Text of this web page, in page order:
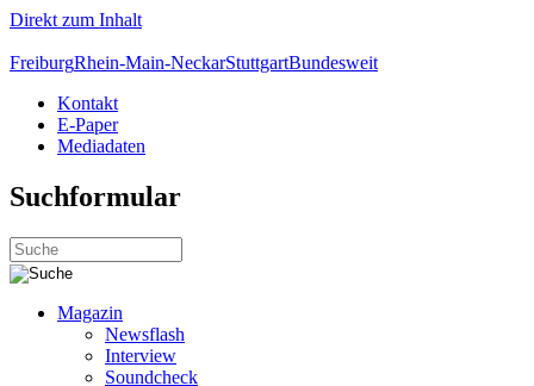
Direkt zum Inhalt
FreiburgRhein-Main-NeckarStuttgartBundesweit
Kontakt
E-Paper
Mediadaten
Suchformular
Magazin
Newsflash
Interview
Soundcheck